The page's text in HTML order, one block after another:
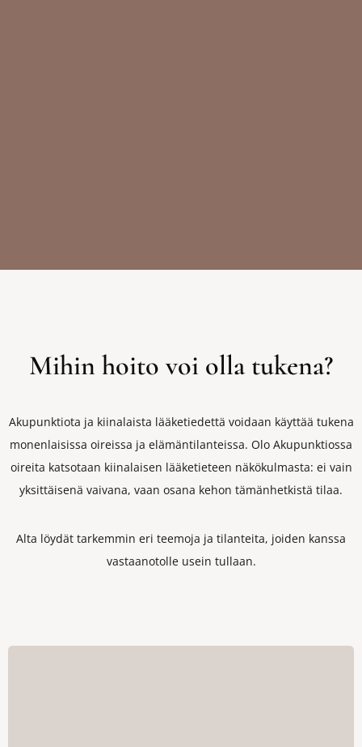
Mihin hoito voi olla tukena?
Akupunktiota ja kiinalaista lääketiedettä voidaan käyttää tukena
monenlaisissa oireissa ja elämäntilanteissa. Olo Akupunktiossa
oireita katsotaan kiinalaisen lääketieteen näkökulmasta: ei vain
yksittäisenä vaivana, vaan osana kehon tämänhetkistä tilaa.
Alta löydät tarkemmin eri teemoja ja tilanteita, joiden kanssa
vastaanotolle usein tullaan.